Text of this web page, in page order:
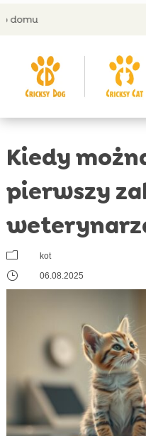
🤝
Kiedy
pierwszy
m kot
} 06.08.2025